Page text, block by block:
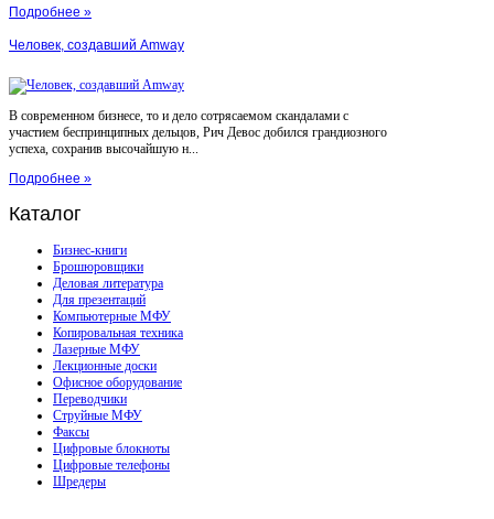
Подробнее »
Человек, создавший Amway
В современном бизнесе, то и дело сотрясаемом скандалами с
участием беспринципных дельцов, Рич Девос добился грандиозного
успеха, сохранив высочайшую н...
Подробнее »
Каталог
Бизнес-книги
Брошюровщики
Деловая литература
Для презентаций
Компьютерные МФУ
Копировальная техника
Лазерные МФУ
Лекционные доски
Офисное оборудование
Переводчики
Струйные МФУ
Факсы
Цифровые блокноты
Цифровые телефоны
Шредеры